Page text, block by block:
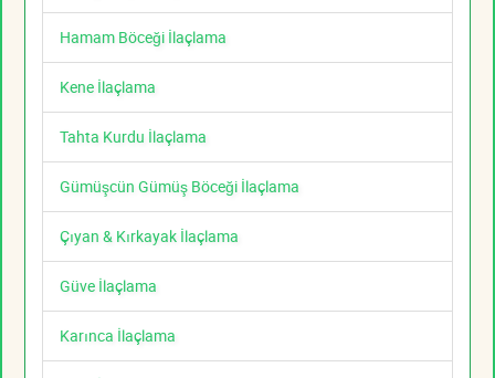
Hamam Böceği İlaçlama
Kene İlaçlama
Tahta Kurdu İlaçlama
Gümüşcün Gümüş Böceği İlaçlama
Çıyan & Kırkayak İlaçlama
Güve İlaçlama
Karınca İlaçlama